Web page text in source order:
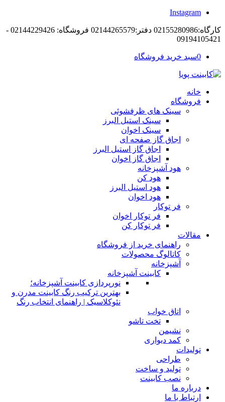
Instagram
کارگاه:02155280986 دفتر:02144265579 فروشگاه: 02144229426 -
09194105421
0سبد خرید فروشگاه
خانه
فروشگاه
سینک های ظرفشوئی
سینک استیل البرز
سینک اخوان
اجاق گاز صفحه ای
اجاق گاز استیل البرز
اجاق گاز اخوان
هود آشپزخانه
هود کن
هود استیل البرز
هود اخوان
فر توکار
فر توکار اخوان
فر توکار کن
مقالات
راهنمای خرید از فروشگاه
کاتالوگ محصولات
آشپزخانه
کابینت آشپزخانه
نورپردازی کابینت آشپزخانه؛
بهترین ترکیب رنگ کابینت مدرن و
نئوکلاسیک | راهنمای انتخاب رنگ
اتاق خواب
تخت تاشو
نشیمن
کمد دیواری
تولیدات
طراحی
تولید و ساخت
نصب کابینت
درباره ما
ارتباط با ما